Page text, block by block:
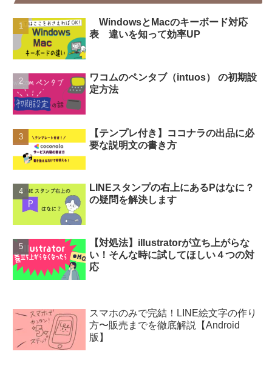
WindowsとMacのキーボード対応
表 違いを知って効率UP
ワコムのペンタブ（intuos） の初期設
定方法
【テンプレ付き】ココナラの出品に必
要な説明文の書き方
LINEスタンプの右上にあるPはなに？
の疑問を解決します
【対処法】illustratorが立ち上がらな
い！そんな時に試してほしい４つの対
応
スマホのみで完結！LINE絵文字の作り
方〜販売までを徹底解説【Android
版】